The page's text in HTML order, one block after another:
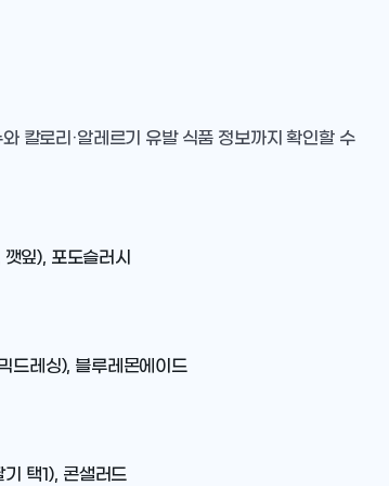
칼로리·알레르기 유발 식품 정보까지 확인할 수
잎), 포도슬러시
드레싱), 블루레몬에이드
택1), 콘샐러드